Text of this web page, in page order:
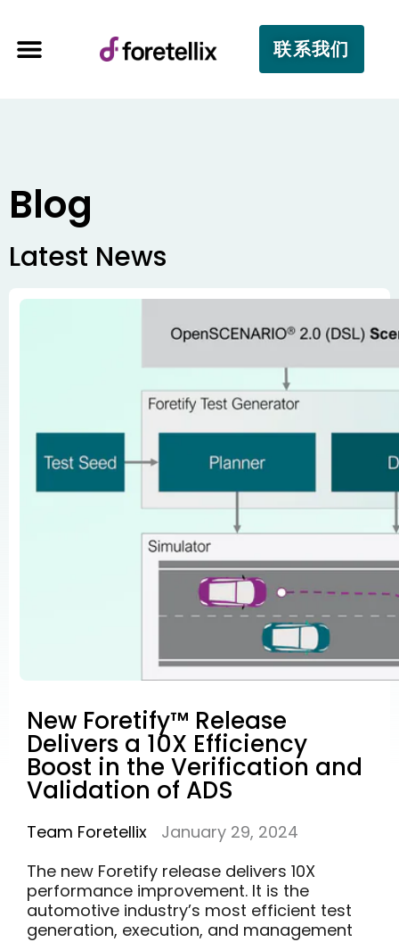
联系我们
Blog
Latest News
New Foretify™ Release
Delivers a 10X Efficiency
Boost in the Verification and
Validation of ADS
Team Foretellix
January 29, 2024
The new Foretify release delivers 10X
performance improvement. It is the
automotive industry’s most efficient test
generation, execution, and management